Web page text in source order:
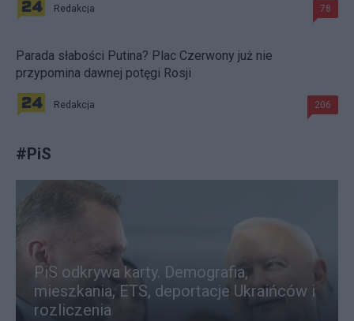
Redakcja 78
Parada słabości Putina? Plac Czerwony już nie
przypomina dawnej potęgi Rosji
Redakcja 206
#PiS
PiS odkrywa karty. Demografia,
mieszkania, ETS, deportacje Ukraińców i
rozliczenia